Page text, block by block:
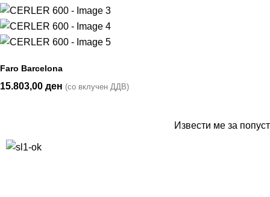
Faro Barcelona
15.803,00 ден (со вклучен ДДВ)
Извести ме за попуст